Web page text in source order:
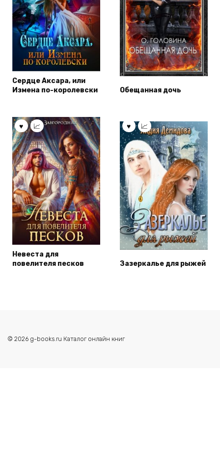
Сердце Аксара, или
Измена по-королевски
Обещанная дочь
Невеста для
повелителя песков
Зазеркалье для рыжей
© 2026 g-books.ru Каталог онлайн книг